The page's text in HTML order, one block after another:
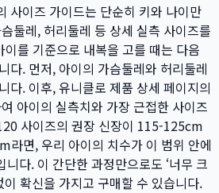
사이즈 가이드는 단순히 키와 나이만
둘레, 허리둘레 등 상세 실측 사이즈를
를 기준으로 내복을 고를 때는 다음
다. 먼저, 아이의 가슴둘레와 허리둘레
다. 이후, 유니클로 제품 상세 페이지의
아이의 실측치와 가장 근접한 사이즈
사이즈의 권장 신장이 115-125cm
라면, 우리 아이의 치수가 이 범위 안에
다. 이 간단한 과정만으로도 ‘너무 크
이 확신을 가지고 구매할 수 있습니다.